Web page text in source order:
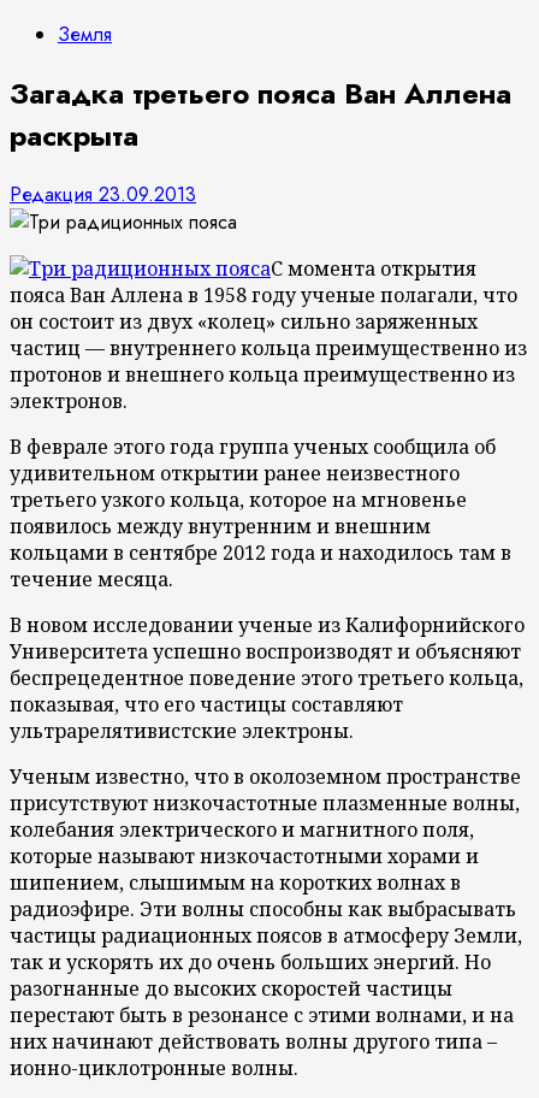
Земля
Загадка третьего пояса Ван Аллена
раскрыта
Редакция 23.09.2013
С момента открытия
пояса Ван Аллена в 1958 году ученые полагали, что
он состоит из двух «колец» сильно заряженных
частиц — внутреннего кольца преимущественно из
протонов и внешнего кольца преимущественно из
электронов.
В феврале этого года группа ученых сообщила об
удивительном открытии ранее неизвестного
третьего узкого кольца, которое на мгновенье
появилось между внутренним и внешним
кольцами в сентябре 2012 года и находилось там в
течение месяца.
В новом исследовании ученые из Калифорнийского
Университета успешно воспроизводят и объясняют
беспрецедентное поведение этого третьего кольца,
показывая, что его частицы составляют
ультрарелятивистские электроны.
Ученым известно, что в околоземном пространстве
присутствуют низкочастотные плазменные волны,
колебания электрического и магнитного поля,
которые называют низкочастотными хорами и
шипением, слышимым на коротких волнах в
радиоэфире. Эти волны способны как выбрасывать
частицы радиационных поясов в атмосферу Земли,
так и ускорять их до очень больших энергий. Но
разогнанные до высоких скоростей частицы
перестают быть в резонансе с этими волнами, и на
них начинают действовать волны другого типа –
ионно-циклотронные волны.